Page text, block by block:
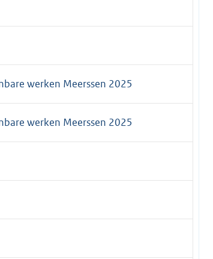
werken Meerssen 2025
werken Meerssen 2025